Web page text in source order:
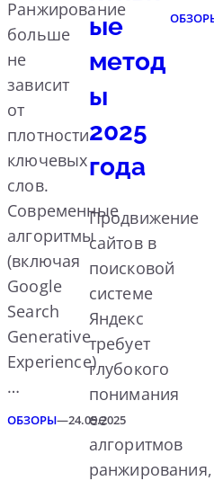
Ранжирование
больше
не
зависит
от
плотности
ключевых
слов.
Современные
алгоритмы
(включая
Google
Search
Generative
Experience)
…
ОБЗОРЫ—24.05.2025
ые
метод
ы
2025
года
Продвижение
сайтов в
поисковой
системе
Яндекс
требует
глубокого
понимания
ее
алгоритмов
ранжирования,